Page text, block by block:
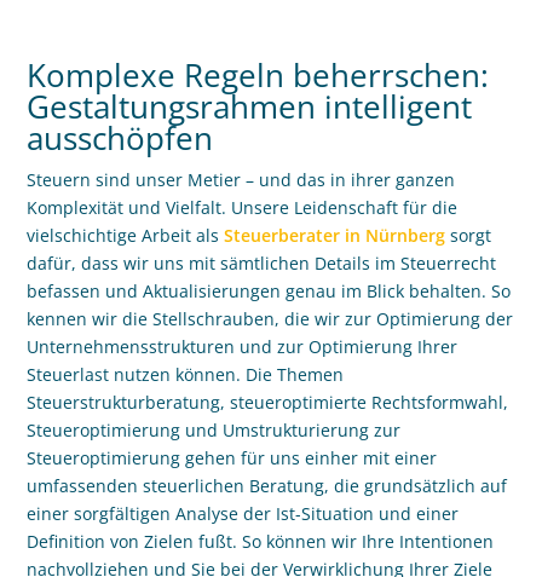
Komplexe Regeln beherrschen:
Gestaltungsrahmen intelligent
ausschöpfen
Steuern sind unser Metier ­­– und das in ihrer ganzen
Komplexität und Vielfalt. Unsere Leidenschaft für die
vielschichtige Arbeit alsSteuerberater in Nürnberg sorgt
dafür, dass wir uns mit sämtlichen Details im Steuerrecht
befassen und Aktualisierungen genau im Blick behalten. So
kennen wir die Stellschrauben, die wir zur Optimierung der
Unternehmensstrukturen und zur Optimierung Ihrer
Steuerlast nutzen können. Die Themen
Steuerstrukturberatung, steueroptimierte Rechtsformwahl,
Steueroptimierung und Umstrukturierung zur
Steueroptimierung gehen für uns einher mit einer
umfassenden steuerlichen Beratung, die grundsätzlich auf
einer sorgfältigen Analyse der Ist-Situation und einer
Definition von Zielen fußt. So können wir Ihre Intentionen
nachvollziehen und Sie bei der Verwirklichung Ihrer Ziele